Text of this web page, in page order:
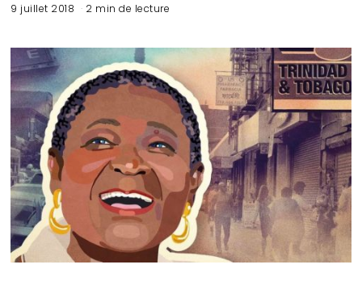
9 juillet 2018 2 min de lecture